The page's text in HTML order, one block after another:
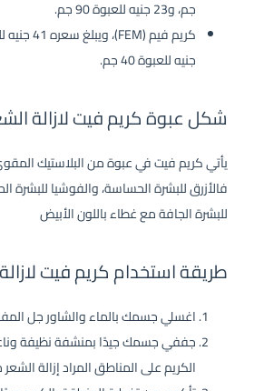
جم، و23 جنيه للعبوة 90 جم.
جنيه للعبوة 40 جم.
شكل عبوة كريم فيت لازالة
يأتي كريم فيت في عبوة من البلاستيك
فالأزرق للبشرة الحساسة، والفوشيا للبشرة
للبشرة الجافة مع غطاء باللون الأبيض
طريقة استخدام كريم فيت
اغسلي جسمك بالماء والشاور جل
جففي جسمك جيدًا بمنشفة نظيفة
الكريم على المناطق المراد إزالة الشعر